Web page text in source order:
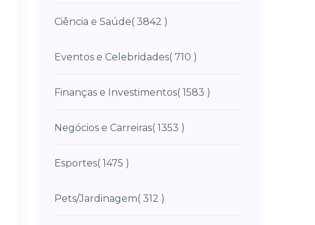
Ciência e Saúde( 3842 )
Eventos e Celebridades( 710 )
Finanças e Investimentos( 1583 )
Negócios e Carreiras( 1353 )
Esportes( 1475 )
Pets/Jardinagem( 312 )